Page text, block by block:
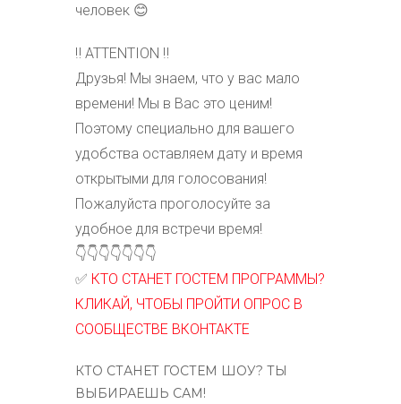
человек 😊
‼ ATTENTION ‼
Друзья! Мы знаем, что у вас мало
времени! Мы в Вас это ценим!
Поэтому специально для вашего
удобства оставляем дату и время
открытыми для голосования!
Пожалуйста проголосуйте за
удобное для встречи время!
👇👇👇👇👇👇👇
✅ КТО СТАНЕТ ГОСТЕМ ПРОГРАММЫ?
КЛИКАЙ, ЧТОБЫ ПРОЙТИ ОПРОС В
СООБЩЕСТВЕ ВКОНТАКТЕ
КТО СТАНЕТ ГОСТЕМ ШОУ? ТЫ
ВЫБИРАЕШЬ САМ!